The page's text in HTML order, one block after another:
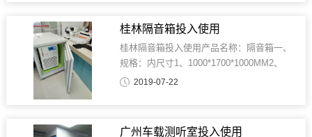
室顺利验收1.半消声室设计...
桂林隔音箱投入使用
桂林隔音箱投入使用产品名称：隔音箱一、
规格：内尺寸1、1000*1700*1000MM2、
1300*2000*1300MM二、材料：墙面为2MM
热，静音。五、...
2019-07-22
广州车载测听室投入使用